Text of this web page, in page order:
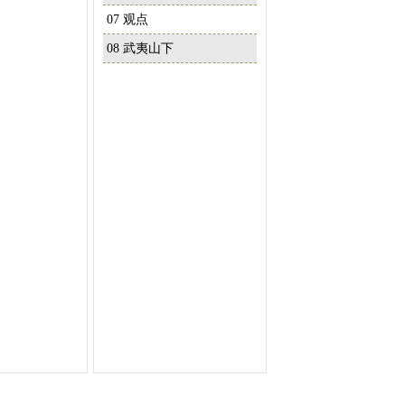
07 观点
08 武夷山下